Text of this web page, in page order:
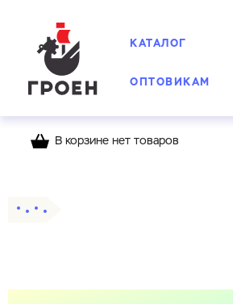
КАТАЛОГ
ОПТОВИКАМ
В корзине нет товаров